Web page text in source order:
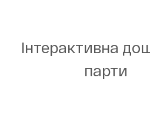
Інтерактивна
парти